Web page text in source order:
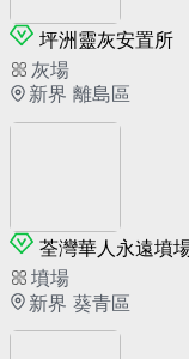
坪洲靈灰安置所
灰場
新界 離島區
荃灣華人永遠墳
墳場
新界 葵青區